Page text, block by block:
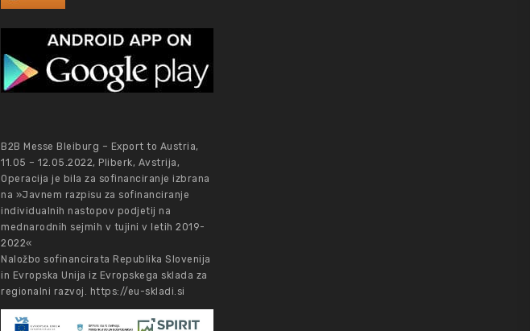
B2B Messe Bleiburg – Export to Austria,
11.05 – 12.05.2022, Pliberk, Avstrija,
Operacija je bila za sofinanciranje izbrana
na »Javnem razpisu za sofinanciranje
individualnih nastopov podjetij na
mednarodnih sejmih v tujini v letih 2019-
2022«
Naložbo sofinancirata Republika Slovenija
in Evropska Unija iz Evropskega sklada za
regionalni razvoj.
https://eu-skladi.si